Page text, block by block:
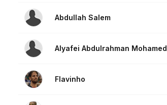
Abdullah Salem
Alyafei Abdulrahman Mohamed
Flavinho